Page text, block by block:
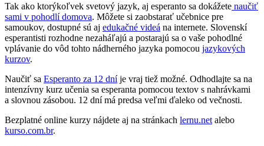
Tak ako ktorýkoľvek svetový jazyk, aj esperanto sa dokážete naučiť
sami v pohodlí domova. Môžete si zaobstarať učebnice pre
samoukov, dostupné sú aj edukačné videá na internete. Slovenskí
esperantisti rozhodne nezaháľajú a postarajú sa o vaše pohodlné
vplávanie do vôd tohto nádherného jazyka pomocou jazykových
kurzov.
Naučiť sa Esperanto za 12 dníje vraj tiež možné. Odhodlajte sa na
intenzívny kurz učenia sa esperanta pomocou textov s nahrávkami
a slovnou zásobou. 12 dní má predsa veľmi ďaleko od večnosti.
Bezplatné online kurzy nájdete aj na stránkach lernu.net alebo
kurso.com.br.